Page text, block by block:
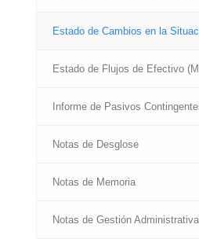
Estado de Cambios en la
Estado de Flujos de Efectivo
Informe de Pasivos
Notas de Desglose
Notas de Memoria
Notas de Gestión